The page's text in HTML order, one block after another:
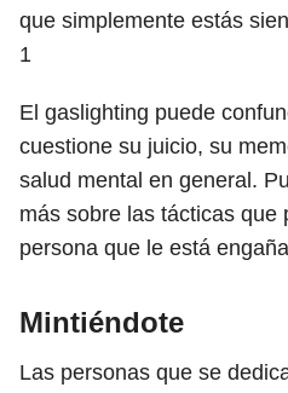
que simplemente estás
1
El gaslighting puede
cuestione su juicio, su
salud mental en general.
más sobre las tácticas que
persona que le está
Mintiéndote
Las personas que se